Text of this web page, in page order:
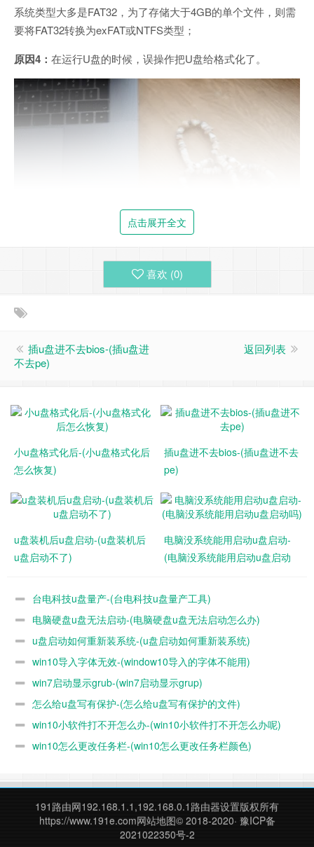
系统类型大多是FAT32，为了存储大于4GB的单个文件，则需
要将FAT32转换为exFAT或NTFS类型；
原因4： 在运行U盘的时候，误操作把U盘给格式化了。
U盘格式化后，想要恢复里面的重要数据。移动u盘格式化后
数据能恢复吗？可以的。我们可以通过专业的数据恢复软件，
或者专业人员来维修。
但是，专业人员维修的费用一般是比较
这时候，我们推荐通过专业的数据恢复软件（数据蛙数据恢复
支持恢复移动硬盘、硬盘、内存卡、虚拟磁盘等存储设备，在
操作过程中不会对丢失的数据和设备造成任何损坏。 这款软件
三、U盘格式化后数据恢复过程
点击展开全文
喜欢 (0)
插u盘进不去bios-(插u盘进
不去pe)
返回列表
小u盘格式化后-(小u盘格式化后
怎么恢复)
插u盘进不去bios-(插u盘进不去
pe)
u盘装机后u盘启动-(u盘装机后
u盘启动不了)
电脑没系统能用启动u盘启动-
(电脑没系统能用启动u盘启动
台电科技u盘量产-(台电科技u盘量产工具)
电脑硬盘u盘无法启动-(电脑硬盘u盘无法启动怎么办)
u盘启动如何重新装系统-(u盘启动如何重新装系统)
win10导入字体无效-(window10导入的字体不能用)
win7启动显示grub-(win7启动显示grup)
怎么给u盘写有保护-(怎么给u盘写有保护的文件)
win10小软件打不开怎么办-(win10小软件打不开怎么办呢)
win10怎么更改任务栏-(win10怎么更改任务栏颜色)
191路由网192.168.1.1,192.168.0.1路由器设置版权所有
https://www.191e.com网站地图© 2018-2020· 豫ICP备
2021022350号-2